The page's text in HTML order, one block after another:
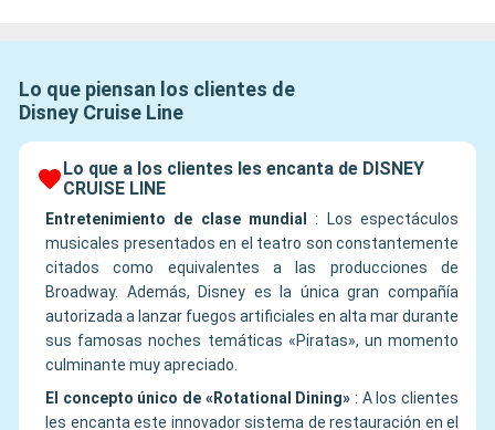
Lo que piensan los clientes de
Disney Cruise Line
Lo que a los clientes les encanta de DISNEY
CRUISE LINE
Entretenimiento de clase mundial :
Los espectáculos
musicales presentados en el teatro son constantemente
citados como equivalentes a las producciones de
Broadway. Además, Disney es la única gran compañía
autorizada a lanzar fuegos artificiales en alta mar durante
sus famosas noches temáticas «Piratas», un momento
culminante muy apreciado.
El concepto único de «Rotational Dining» : A los clientes
les encanta este innovador sistema de restauración en el